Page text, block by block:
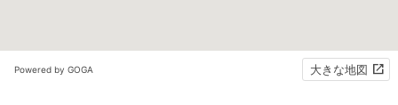
Powered by GOGA 大きな地図